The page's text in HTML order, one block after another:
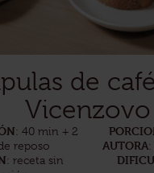
de
Vicenzovo
: 40 min + 2
reposo
: receta sin
AUTORA: